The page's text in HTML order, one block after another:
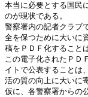
本当に必要とする国民
のが現状である。
警察署内の記者クラブ
全を保つために大いに
稿をＰＤＦ化すること
この電子化されたＰＤ
イトで公表することは
活の質の向上に大いに
仮に、各警察署からの